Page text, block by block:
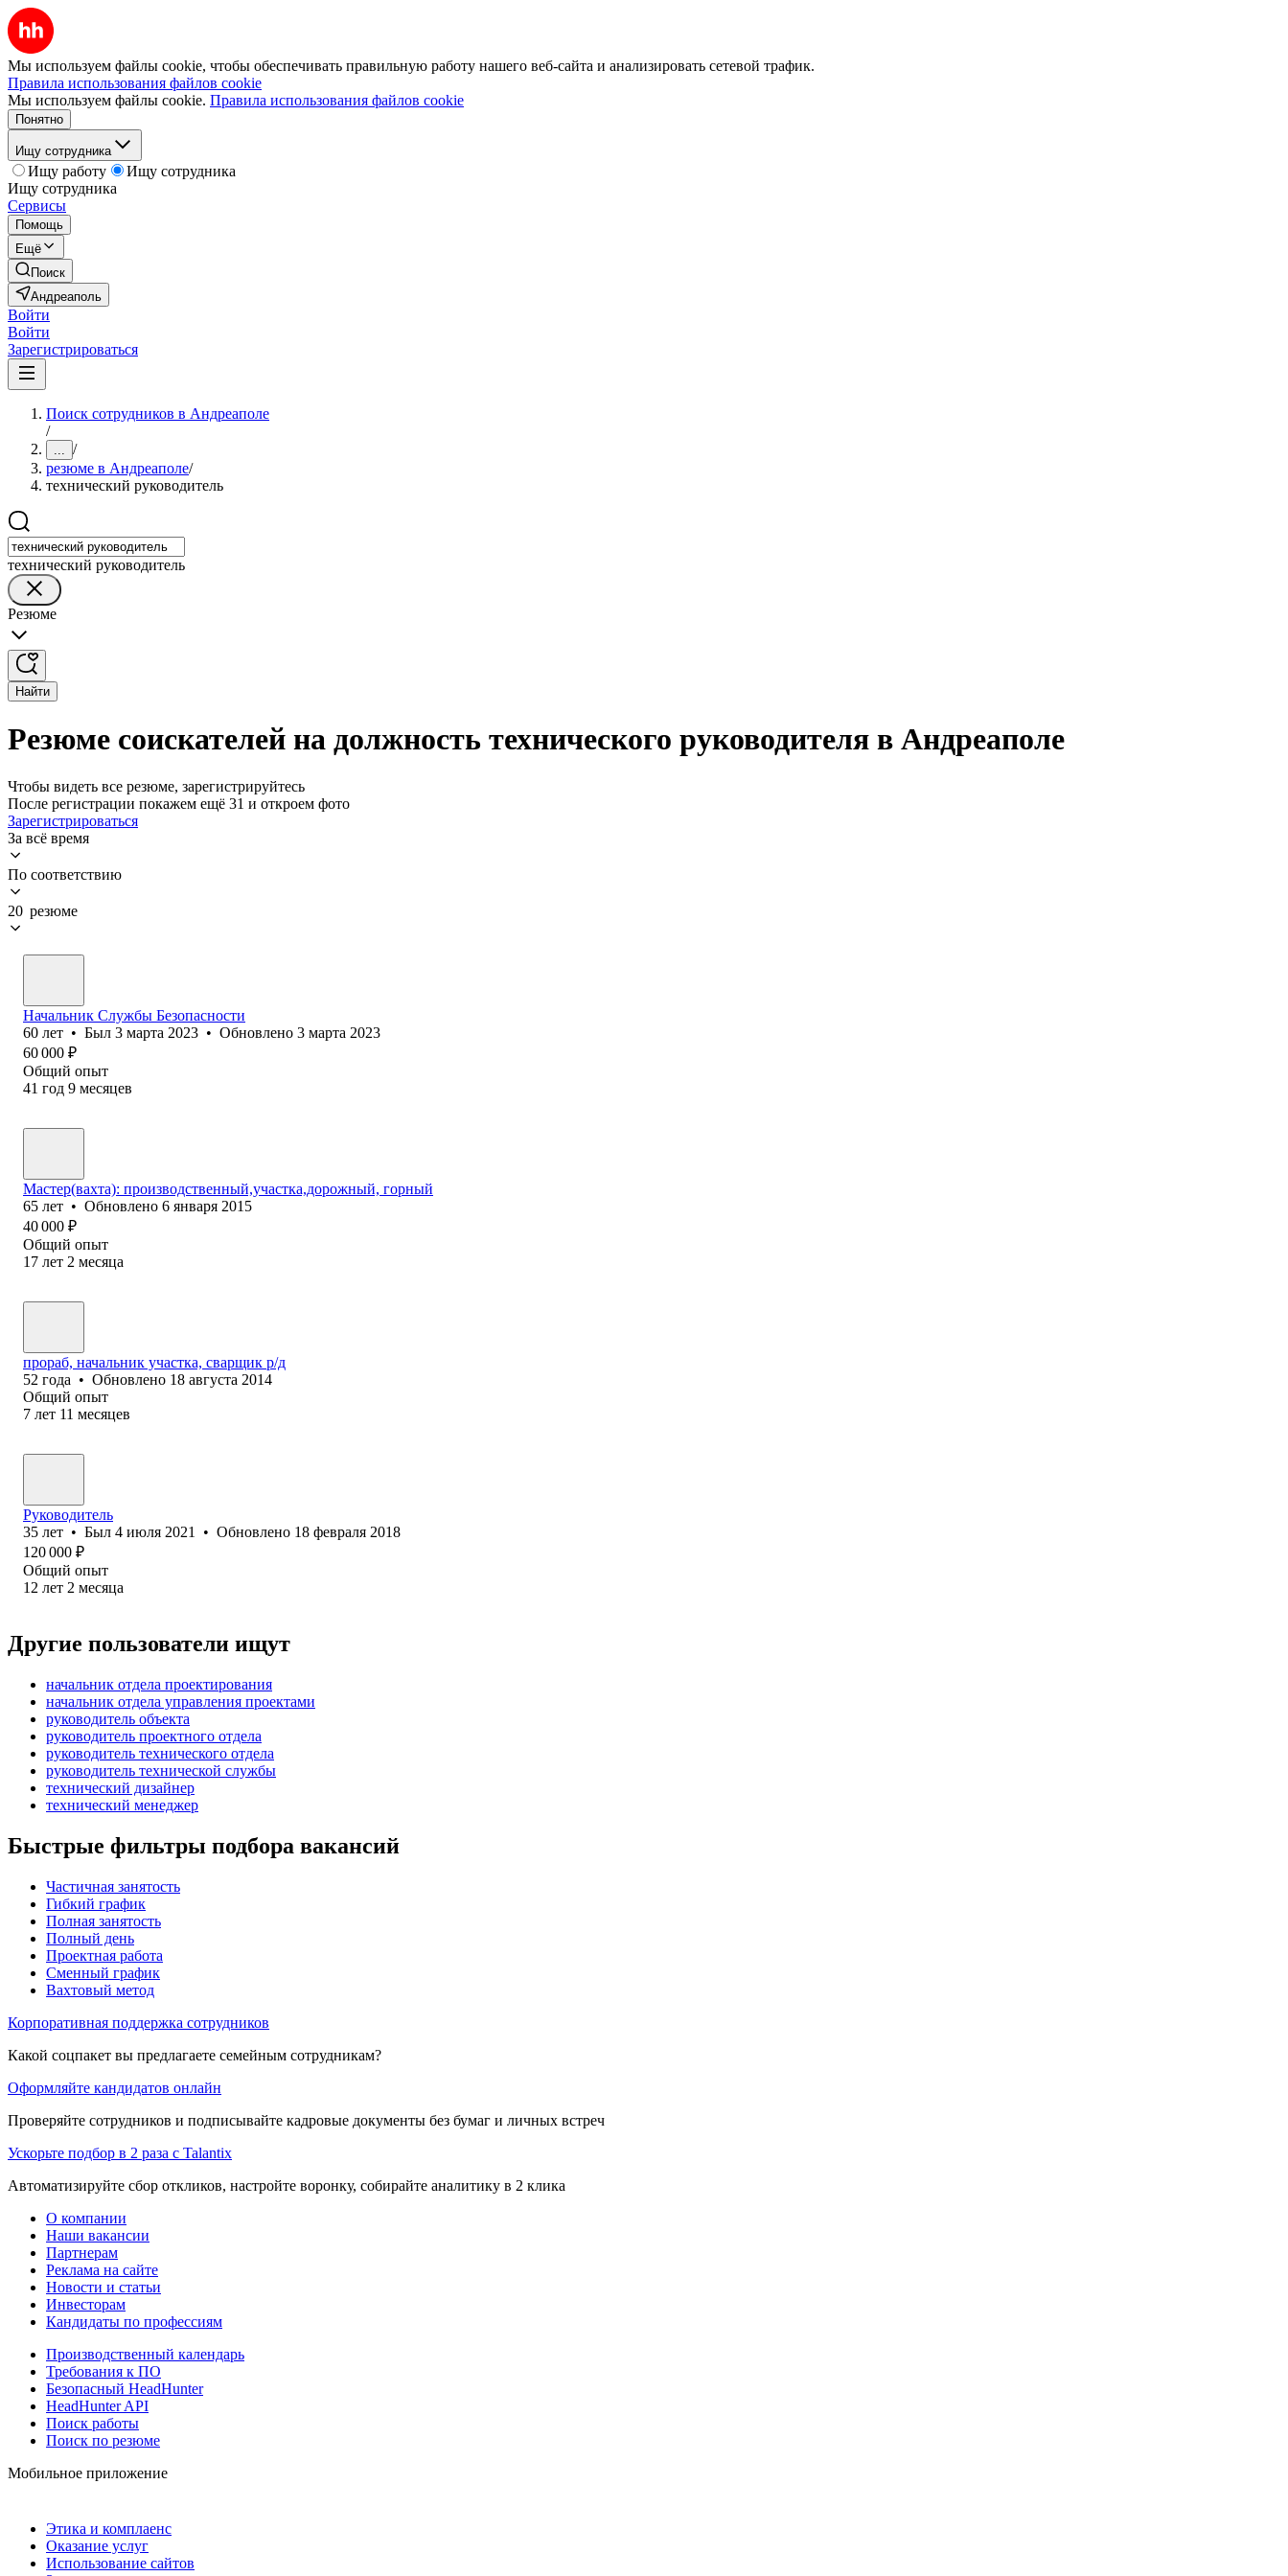
Мы используем файлы cookie, чтобы обеспечивать правильную работу нашего веб-сайта и анализировать сетевой трафик.
Правила использования файлов cookie
Мы используем файлы cookie. Правила использования файлов cookie
Понятно
Ищу сотрудника
Ищу работу
Ищу сотрудника
Ищу сотрудника
Сервисы
Помощь
Ещё
Поиск
Андреаполь
Войти
Войти
Зарегистрироваться
Поиск сотрудников в Андреаполе
/
... /
резюме в Андреаполе/
технический руководитель
технический руководитель
Резюме
Найти
Резюме соискателей на должность технического руководителя в Андреаполе
Чтобы видеть все резюме, зарегистрируйтесь
После регистрации покажем ещё 31 и откроем фото
Зарегистрироваться
За всё время
По соответствию
20 резюме
Начальник Службы Безопасности
60 лет • Был 3 марта 2023 • Обновлено 3 марта 2023
60 000 ₽
Общий опыт
41 год 9 месяцев
Мастер(вахта): производственный,участка,дорожный, горный
65 лет • Обновлено 6 января 2015
40 000 ₽
Общий опыт
17 лет 2 месяца
прораб, начальник участка, сварщик р/д
52 года • Обновлено 18 августа 2014
Общий опыт
7 лет 11 месяцев
Руководитель
35 лет • Был 4 июля 2021 • Обновлено 18 февраля 2018
120 000 ₽
Общий опыт
12 лет 2 месяца
Другие пользователи ищут
начальник отдела проектирования
начальник отдела управления проектами
руководитель объекта
руководитель проектного отдела
руководитель технического отдела
руководитель технической службы
технический дизайнер
технический менеджер
Быстрые фильтры подбора вакансий
Частичная занятость
Гибкий график
Полная занятость
Полный день
Проектная работа
Сменный график
Вахтовый метод
Корпоративная поддержка сотрудников
Какой соцпакет вы предлагаете семейным сотрудникам?
Оформляйте кандидатов онлайн
Проверяйте сотрудников и подписывайте кадровые документы без бумаг и личных встреч
Ускорьте подбор в 2 раза с Talantix
Автоматизируйте сбор откликов, настройте воронку, собирайте аналитику в 2 клика
О компании
Наши вакансии
Партнерам
Реклама на сайте
Новости и статьи
Инвесторам
Кандидаты по профессиям
Производственный календарь
Требования к ПО
Безопасный HeadHunter
HeadHunter API
Поиск работы
Поиск по резюме
Мобильное приложение
Этика и комплаенс
Оказание услуг
Использование сайтов